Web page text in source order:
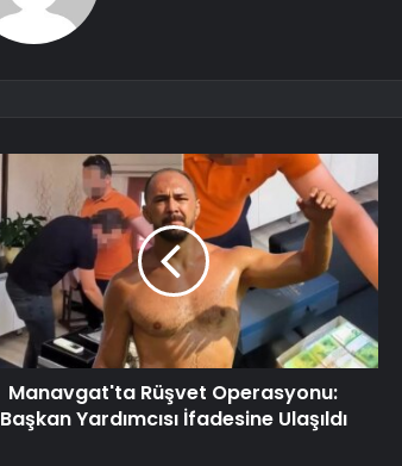
Manavgat'ta Rüşvet Operasyonu:
Başkan Yardımcısı İfadesine Ulaşıldı